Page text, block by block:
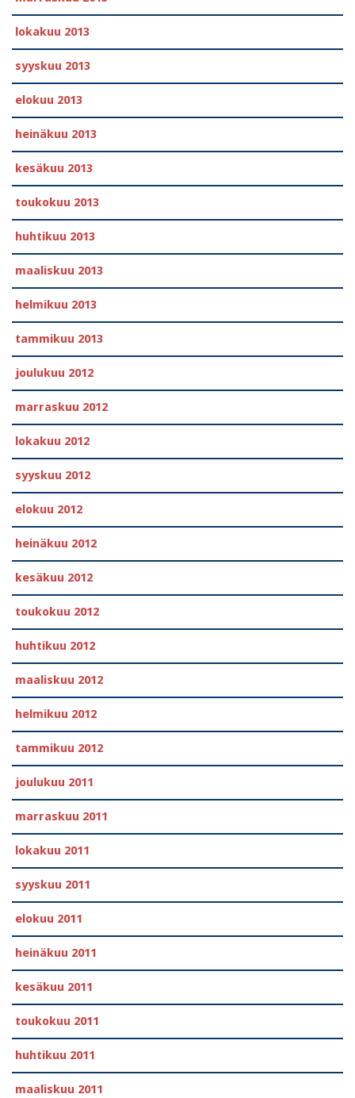
lokakuu 2013
syyskuu 2013
elokuu 2013
heinäkuu 2013
kesäkuu 2013
toukokuu 2013
huhtikuu 2013
maaliskuu 2013
helmikuu 2013
tammikuu 2013
joulukuu 2012
marraskuu 2012
lokakuu 2012
syyskuu 2012
elokuu 2012
heinäkuu 2012
kesäkuu 2012
toukokuu 2012
huhtikuu 2012
maaliskuu 2012
helmikuu 2012
tammikuu 2012
joulukuu 2011
marraskuu 2011
lokakuu 2011
syyskuu 2011
elokuu 2011
heinäkuu 2011
kesäkuu 2011
toukokuu 2011
huhtikuu 2011
maaliskuu 2011